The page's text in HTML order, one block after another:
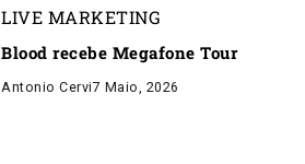
LIVE MARKETING
Blood recebe Megafone Tour
Antonio Cervi7 Maio, 2026